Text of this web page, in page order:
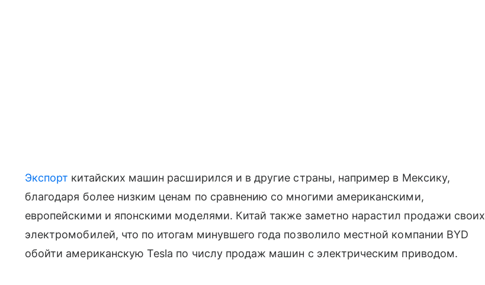
Экспорт китайских машин расширился и в другие страны, например в Мексику,
благодаря более низким ценам по сравнению со многими американскими,
европейскими и японскими моделями. Китай также заметно нарастил продажи своих
электромобилей, что по итогам минувшего года позволило местной компании BYD
обойти американскую Tesla по числу продаж машин с электрическим приводом.